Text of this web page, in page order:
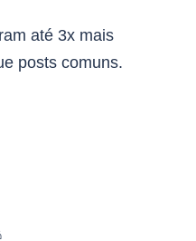
até 3x mais
posts comuns.